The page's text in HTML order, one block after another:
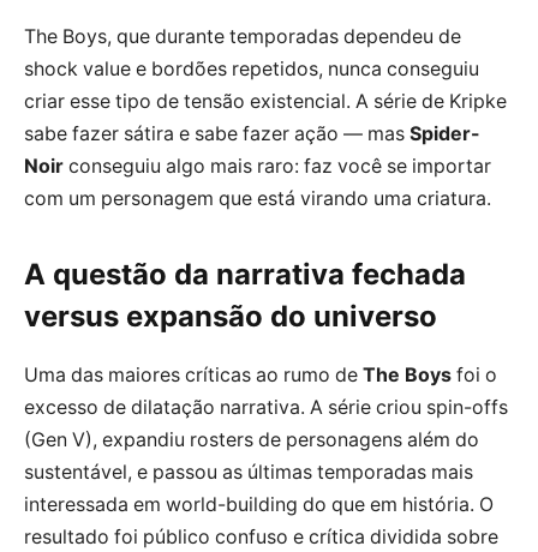
The Boys, que durante temporadas dependeu de
shock value e bordões repetidos, nunca conseguiu
criar esse tipo de tensão existencial. A série de Kripke
sabe fazer sátira e sabe fazer ação — mas Spider-
Noir conseguiu algo mais raro: faz você se importar
com um personagem que está virando uma criatura.
A questão da narrativa fechada
versus expansão do universo
Uma das maiores críticas ao rumo de The Boys foi o
excesso de dilatação narrativa. A série criou spin-offs
(Gen V), expandiu rosters de personagens além do
sustentável, e passou as últimas temporadas mais
interessada em world-building do que em história. O
resultado foi público confuso e crítica dividida sobre